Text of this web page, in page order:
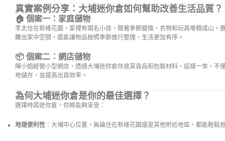
真實案例分享：大埔迷你倉如何幫助改善生活品質？
🏠 個案一：家庭儲物
李太住在新峰花園，家裡有兩名小孩，隨著季節變換，衣物和玩具堆積成山。
騰出家中空間，還能讓物品按照季節進行整理，生活更加有序。
📦 個案二：網店儲物
陳小姐經營小型網店，透過大埔迷你倉存放其貨品和包裝材料，這樣一來，不
地儲存，並提高出貨效率。
為何大埔迷你倉是你的最佳選擇？
選擇時昌迷你倉，你將能夠享受：
地理便利性 ：大埔中心位置，無論住在新峰花園還是其他附近地區，都能輕鬆